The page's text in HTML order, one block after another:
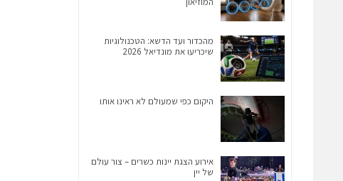
מהכדור ועד הדשא: הטכנולוגיות
שיכריעו את מונדיאל 2026
היקום כפי שמעולם לא ראינו אותו
אירוע הצגת יינות כשרים – צור עולם
של יין